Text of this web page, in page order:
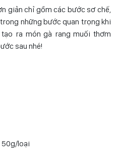
giản chỉ gồm các bước sơ chế,
những bước quan trọng khi
ra món gà rang muối thơm
sau nhé!
50g/loại